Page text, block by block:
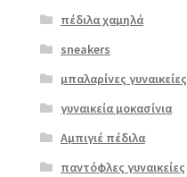
πέδιλα χαμηλά
sneakers
μπαλαρίνες γυναικείες
γυναικεία μοκασίνια
Αμπιγιέ πέδιλα
παντόφλες γυναικείες